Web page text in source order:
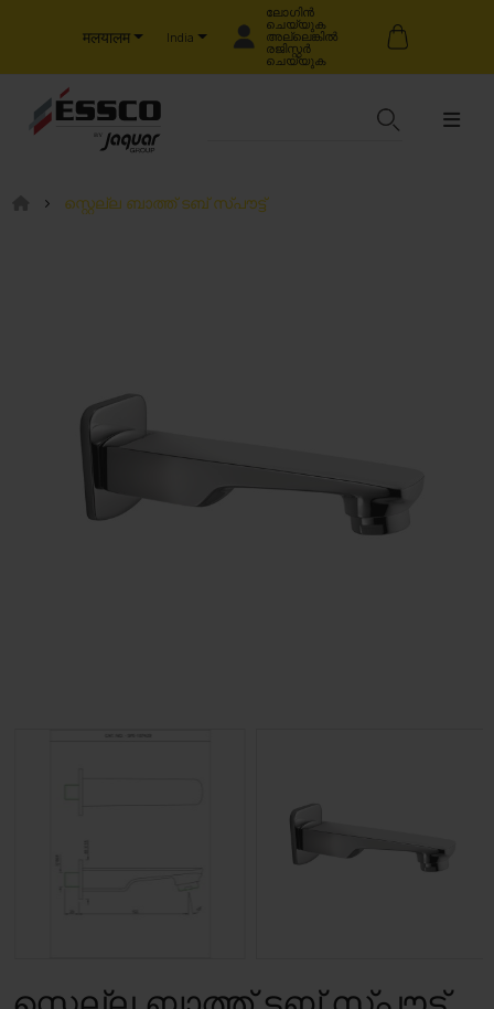
मलयालम India
ലോഗിൻ
ചെയ്യുക
അല്ലെങ്കിൽ
രജിസ്റ്റർ
ചെയ്യുക
സ്റ്റെല്ല ബാത്ത് ടബ് സ്പൗട്ട്